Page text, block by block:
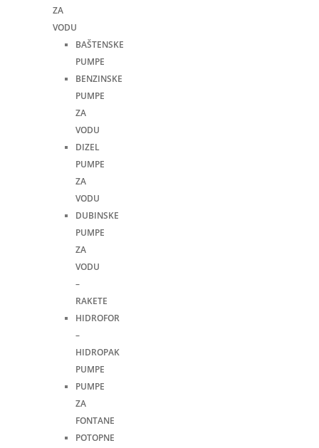
ZA
VODU
BAŠTENSKE
PUMPE
BENZINSKE
PUMPE
ZA
VODU
DIZEL
PUMPE
ZA
VODU
DUBINSKE
PUMPE
ZA
VODU
–
RAKETE
HIDROFOR
–
HIDROPAK
PUMPE
PUMPE
ZA
FONTANE
POTOPNE